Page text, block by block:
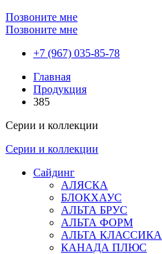
Позвоните мне
Позвоните мне
+7 (967) 035-85-78
Главная
Продукция
385
Серии и коллекции
Серии и коллекции
Сайдинг
АЛЯСКА
БЛОКХАУС
АЛЬТА БРУС
АЛЬТА ФОРМ
АЛЬТА КЛАССИКА
КАНАДА ПЛЮС